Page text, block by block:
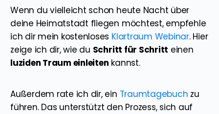
Wenn du vielleicht schon heute Nacht über
deine Heimatstadt fliegen möchtest, empfehle
ich dir mein kostenloses Klartraum Webinar. Hier
zeige ich dir, wie du Schritt für Schritt einen
luziden Traum einleiten kannst.
Außerdem rate ich dir, ein Traumtagebuch zu
führen. Das unterstützt den Prozess, sich auf